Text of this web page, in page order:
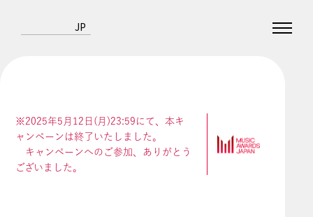
JP
※2025年5月12日(月)23:59にて、本キ
ャンペーンは終了いたしました。
キャンペーンへのご参加、ありがとう
ございました。